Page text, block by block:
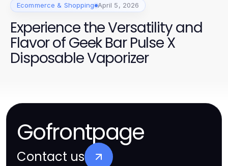
Ecommerce & Shopping April 5, 2026
Experience the Versatility and
Flavor of Geek Bar Pulse X
Disposable Vaporizer
Gofrontpage
Contact us